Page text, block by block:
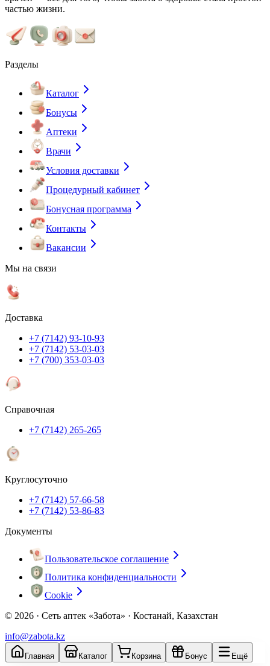
частью жизни.
Разделы
Каталог
Бонусы
Аптеки
Врачи
Условия доставки
Процедурный кабинет
Бонусная программа
Контакты
Вакансии
Мы на связи
Доставка
+7 (7142) 93-10-93
+7 (7142) 53-03-03
+7 (700) 353-03-03
Справочная
+7 (7142) 265-265
Круглосуточно
+7 (7142) 57-66-58
+7 (7142) 53-86-83
Документы
Пользовательское соглашение
Политика конфиденциальности
Cookie
© 2026 · Сеть аптек «Забота» · Костанай, Казахстан
info@zabota.kz
Главная Каталог Корзина Бонус Ещё